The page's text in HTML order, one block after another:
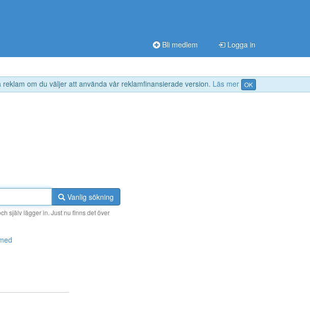
om du väljer att använda vår reklamfinansierade version. Läs mer OK
Bli medlem Logga in
Vanlig sökning
själv lägger in. Just nu finns det över